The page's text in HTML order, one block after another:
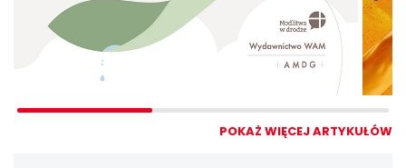
POKAŻ WIĘCEJ ARTYKUŁÓW